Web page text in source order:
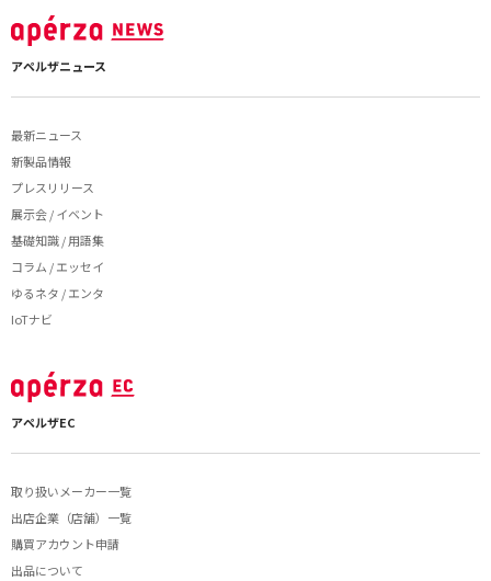
アペルザニュース
最新ニュース
新製品情報
プレスリリース
展示会 / イベント
基礎知識 / 用語集
コラム / エッセイ
ゆるネタ / エンタ
IoTナビ
アペルザEC
取り扱いメーカー一覧
出店企業（店舗）一覧
購買アカウント申請
出品について